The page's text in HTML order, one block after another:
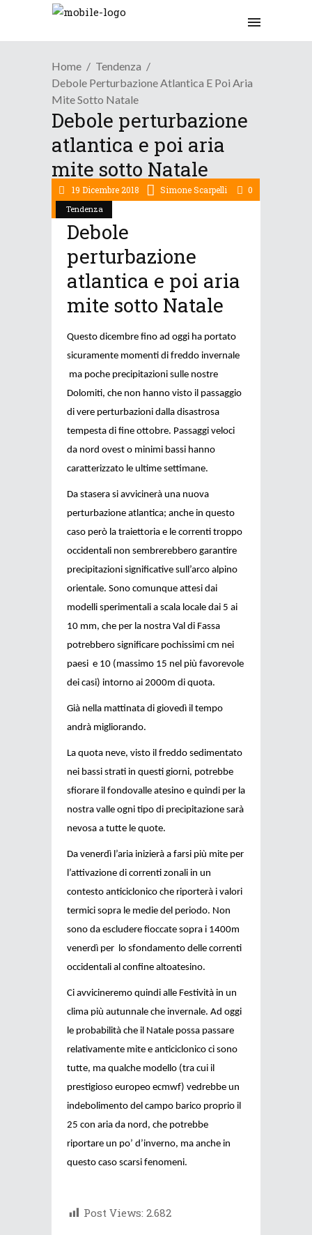
Home
Tendenza
Debole Perturbazione Atlantica E Poi Aria
Mite Sotto Natale
Debole perturbazione
atlantica e poi aria
mite sotto Natale
Tendenza
19 Dicembre 2018 Simone Scarpelli 0
Debole
perturbazione
atlantica e poi aria
mite sotto Natale
Questo dicembre fino ad oggi ha portato
sicuramente momenti di freddo invernale
ma poche precipitazioni sulle nostre
Dolomiti, che non hanno visto il passaggio
di vere perturbazioni dalla disastrosa
tempesta di fine ottobre. Passaggi veloci
da nord ovest o minimi bassi hanno
caratterizzato le ultime settimane.
Da stasera si avvicinerà una nuova
perturbazione atlantica; anche in questo
caso però la traiettoria e le correnti troppo
occidentali non sembrerebbero garantire
precipitazioni significative sull’arco alpino
orientale. Sono comunque attesi dai
modelli sperimentali a scala locale dai 5 ai
10 mm, che per la nostra Val di Fassa
potrebbero significare pochissimi cm nei
paesi e 10 (massimo 15 nel più favorevole
dei casi) intorno ai 2000m di quota.
Già nella mattinata di giovedì il tempo
andrà migliorando.
La quota neve, visto il freddo sedimentato
nei bassi strati in questi giorni, potrebbe
sfiorare il fondovalle atesino e quindi per la
nostra valle ogni tipo di precipitazione sarà
nevosa a tutte le quote.
Da venerdì l’aria inizierà a farsi più mite per
l’attivazione di correnti zonali in un
contesto anticiclonico che riporterà i valori
termici sopra le medie del periodo. Non
sono da escludere fioccate sopra i 1400m
venerdì per lo sfondamento delle correnti
occidentali al confine altoatesino.
Ci avvicineremo quindi alle Festività in un
clima più autunnale che invernale. Ad oggi
le probabilità che il Natale possa passare
relativamente mite e anticiclonico ci sono
tutte, ma qualche modello (tra cui il
prestigioso europeo ecmwf) vedrebbe un
indebolimento del campo barico proprio il
25 con aria da nord, che potrebbe
riportare un po’ d’inverno, ma anche in
questo caso scarsi fenomeni.
Post Views: 2.682